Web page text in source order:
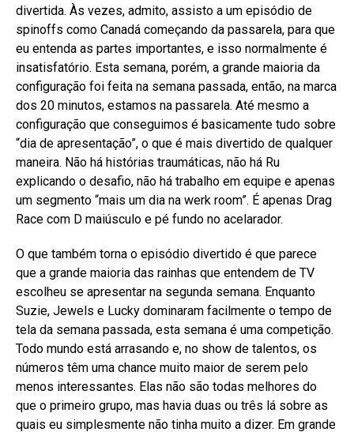
divertida. Às vezes, admito, assisto a um episódio de
spinoffs como Canadá começando da passarela, para que
eu entenda as partes importantes, e isso normalmente é
insatisfatório. Esta semana, porém, a grande maioria da
configuração foi feita na semana passada, então, na marca
dos 20 minutos, estamos na passarela. Até mesmo a
configuração que conseguimos é basicamente tudo sobre
“dia de apresentação”, o que é mais divertido de qualquer
maneira. Não há histórias traumáticas, não há Ru
explicando o desafio, não há trabalho em equipe e apenas
um segmento “mais um dia na werk room”. É apenas Drag
Race com D maiúsculo e pé fundo no acelarador.
O que também torna o episódio divertido é que parece
que a grande maioria das rainhas que entendem de TV
escolheu se apresentar na segunda semana. Enquanto
Suzie, Jewels e Lucky dominaram facilmente o tempo de
tela da semana passada, esta semana é uma competição.
Todo mundo está arrasando e, no show de talentos, os
números têm uma chance muito maior de serem pelo
menos interessantes. Elas não são todas melhores do
que o primeiro grupo, mas havia duas ou três lá sobre as
quais eu simplesmente não tinha muito a dizer. Em grande